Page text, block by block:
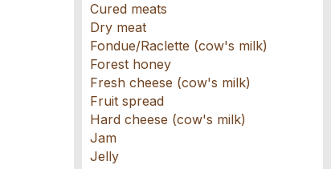
Cured meats
Dry meat
Fondue/Raclette (cow's milk)
Forest honey
Fresh cheese (cow's milk)
Fruit spread
Hard cheese (cow's milk)
Jam
Jelly